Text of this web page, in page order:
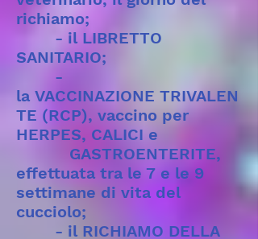
richiamo;
- il LIBRETTO
SANITARIO;
-
la VACCINAZIONE TRIVALEN
TE (RCP), vaccino per
HERPES, CALICI e
GASTROENTERITE,
effettuata tra le 7 e le 9
settimane di vita del
cucciolo;
- il RICHIAMO DELLA